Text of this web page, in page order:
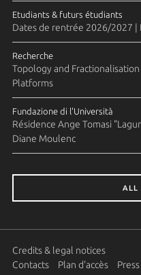
Etudiants & futurs étudiants
Dates de rentrée 2026/2027 |
Recherche
Topology and
Platforms
Fundazione di l'Università
Résidence Ange Tomasi
Diane Moulenc
ALL
Credits & legal notices
Contacts
Plan d'accès Press